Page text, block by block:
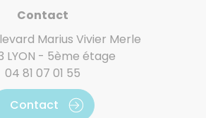
Contact
Marius Vivier Merle
LYON - 5ème étage
04 81 07 01 55
Contact